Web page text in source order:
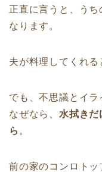
正直に言うと、う
なります。
夫が料理してくれる
でも、不思議とイラ
なぜなら、 水拭き
ら 。
前の家のコンロト